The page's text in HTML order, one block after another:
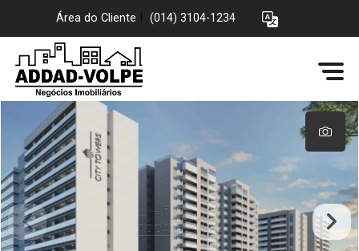
Área do Cliente (014) 3104-1234